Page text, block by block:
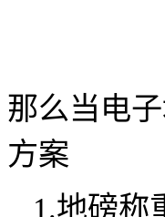
那么当电
方案
1.地磅称